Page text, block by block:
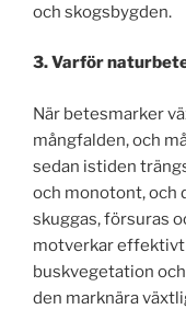
och skogsbygden.
3. Varför
När betesmarker
mångfalden, och
sedan istiden
och monotont, och
skuggas, försuras
motverkar
buskvegetation
den marknära